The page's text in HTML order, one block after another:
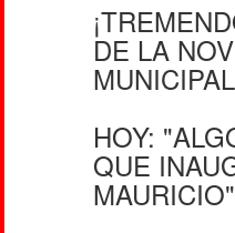
DE LA
HOY:
QUE
MAURICIO"